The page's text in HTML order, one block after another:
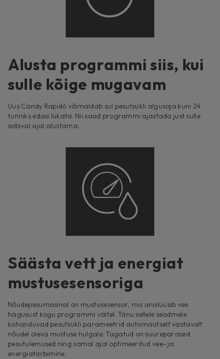
Alusta programmi siis, kui
sulle kõige mugavam
Uus Candy Rapidò võimaldab sul pesutsükli algusaja kuni 24
tunniks edasi lükata. Nii saad programmi ajastada just sulle
sobival ajal alustama.
Säästa vett ja energiat
mustusesensoriga
Nõudepesumasinal on mustusesensor, mis analüüsib vee
hägusust kogu programmi vältel. Tänu sellele seadmele
kohanduvad pesutsükli parameetrid automaatselt vastavalt
nõudel oleva mustuse hulgale. Tagatud on suurepärased
pesutulemused ning samal ajal optimeeritud vee- ja
energiatarbimine.